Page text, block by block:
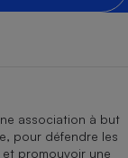
association à but
pour défendre les
promouvoir une